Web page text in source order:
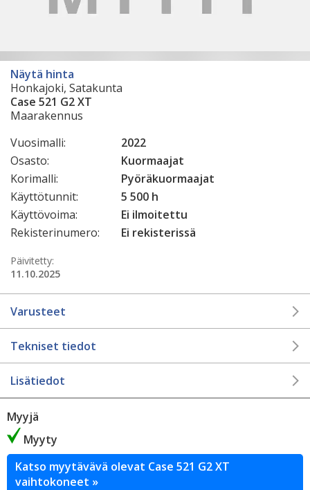
Näytä hinta
Honkajoki, Satakunta
Case 521 G2 XT
Maarakennus
Vuosimalli:
2022
Osasto:
Kuormaajat
Korimalli:
Pyöräkuormaajat
Käyttötunnit:
5 500 h
Käyttövoima:
Ei ilmoitettu
Rekisterinumero:
Ei rekisterissä
Päivitetty:
11.10.2025
Varusteet
Tekniset tiedot
Lisätiedot
Myyjä
Myyty
Katso myytävävä olevat Case 521 G2 XT
vaihtokoneet »